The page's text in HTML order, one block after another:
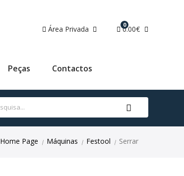
Área Privada 0
0.00€
Peças Contactos
Home Page | Máquinas | Festool | Serrar